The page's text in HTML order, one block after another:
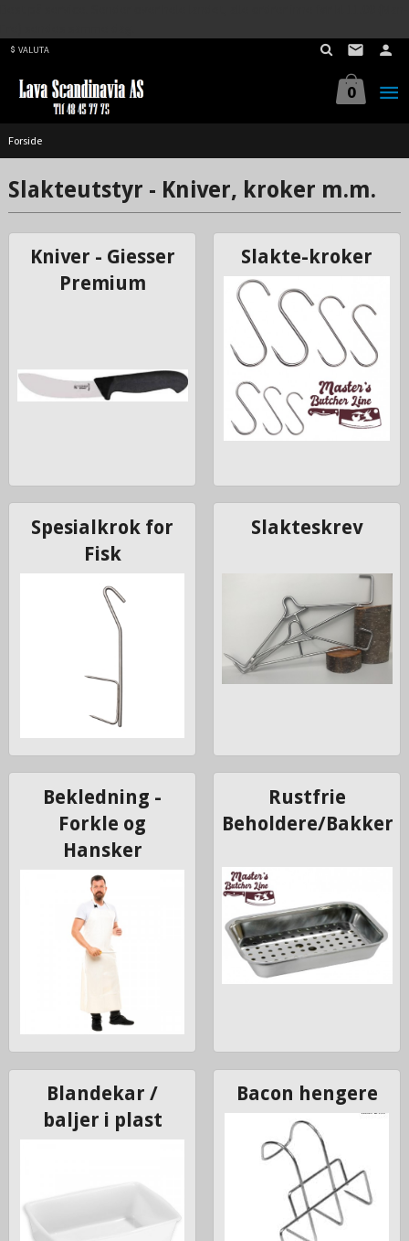
VALUTA
0
Forside
Slakteutstyr - Kniver, kroker m.m.
Kniver - Giesser
Premium
Slakte-kroker
Spesialkrok for
Fisk
Slakteskrev
Bekledning -
Forkle og
Hansker
Rustfrie
Beholdere/Bakker
Blandekar /
baljer i plast
Bacon hengere